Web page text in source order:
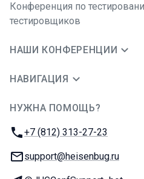
Конференция по
тестировщиков
НАШИ КОНФЕРЕНЦИИ
НАВИГАЦИЯ
НУЖНА ПОМОЩЬ?
Телефон:
+7 (812) 313-27-23
E-mail:
support@heisenbug.ru